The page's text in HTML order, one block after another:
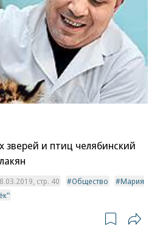
зверей и птиц челябинский
стр. 40 Общество
Мария